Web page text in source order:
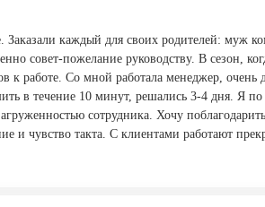
каждый для своих родителей: муж
совет-пожелание руководству. В сезон,
к работе. Со мной работала менеджер, очень
в течение 10 минут, решались 3-4 дня. Я по
сотрудника. Хочу
и чувство такта. С клиентами работают